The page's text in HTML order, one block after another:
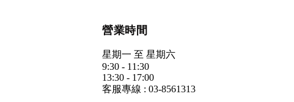
營業時間
星期一 至 星期六
9:30 - 11:30
13:30 - 17:00
客服專線 : 03-8561313